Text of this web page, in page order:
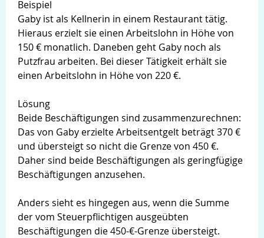
Beispiel
Gaby ist als Kellnerin in einem Restaurant tätig.
Hieraus erzielt sie einen Arbeitslohn in Höhe von
150 € monatlich. Daneben geht Gaby noch als
Putzfrau arbeiten. Bei dieser Tätigkeit erhält sie
einen Arbeitslohn in Höhe von 220 €.
Lösung
Beide Beschäftigungen sind zusammenzurechnen:
Das von Gaby erzielte Arbeitsentgelt beträgt 370 €
und übersteigt so nicht die Grenze von 450 €.
Daher sind beide Beschäftigungen als geringfügige
Beschäftigungen anzusehen.
Anders sieht es hingegen aus, wenn die Summe
der vom Steuerpflichtigen ausgeübten
Beschäftigungen die 450-€-Grenze übersteigt.